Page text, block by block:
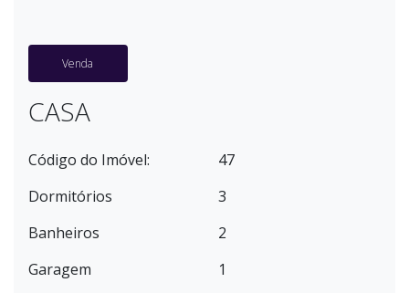
Venda
CASA
Código do Imóvel:
47
Dormitórios
3
Banheiros
2
Garagem
1